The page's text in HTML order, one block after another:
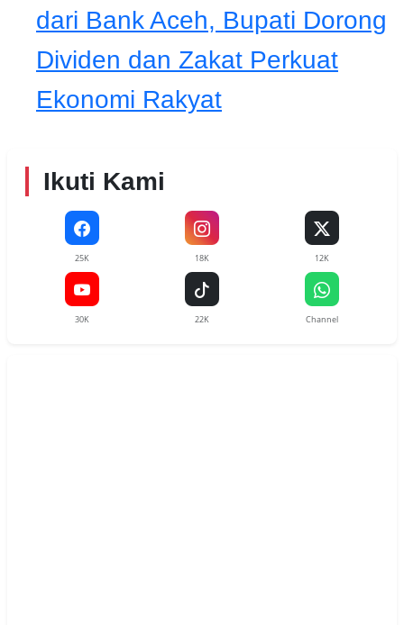
dari Bank Aceh, Bupati Dorong
Dividen dan Zakat Perkuat
Ekonomi Rakyat
Ikuti Kami
25K 18K 12K
30K 22K Channel